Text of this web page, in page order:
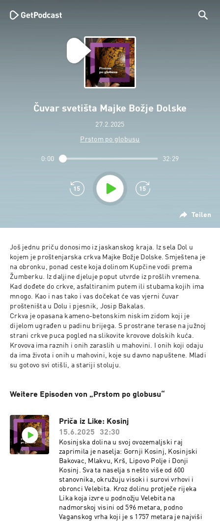
Čuvar svetišta Majke Božje Dolske
27.2.2025
Prstom po globusu
Teilen
0:00 32:29
Još jednu priču donosimo iz jaskanskog kraja. Iz sela Dol u
kojem je proštenjarska crkva Majke Božje Dolske. Smještena je
na obronku, ponad ceste koja dolinom Kupčine vodi prema
Žumberku. Iz daljine djeluje poput utvrde iz prošlih vremena.
Kad dođete do crkve, asfaltiranim putem ili stubama kojih ima
mnogo. Kao i nas tako i vas dočekat će vas vjerni čuvar
prošteništa u Dolu i pjesnik, Josip Bakalas.
Crkva je opasana kameno-betonskim niskim zidom koji je
dijelom ugrađen u padinu brijega. S prostrane terase na južnoj
strani crkve puca pogled na slikovite krovove dolskih kuća.
Krovova ima raznih i onih zaraslih u mahovini. I onih koji odaju
da ima života i onih u mahovini, koje su davno napuštene. Mladi
Weitere Episoden von „Prstom po globusu“
Priča iz Like: Kosinj
15.6.2025
32:30
Kosinjska dolina u svoj ovozemaljski raj
zaprimila je naselja: Gornji Kosinj, Kosinjski
Bakovac, Mlakvu, Krš, Lipovo Polje i Donji
Kosinj. Sva ta naselja s nešto više od 600
stanovnika, okružuju visoki i surovi vrhovi i
obronci Velebita. Kroz dolinu protječe rijeka
Lika koja izvre u podnožju Velebita na
nadmorskoj visini od 596 metara, podno
Vaganskog vrha koji je s 1757 metara je najviši